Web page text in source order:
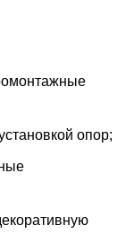
опор;